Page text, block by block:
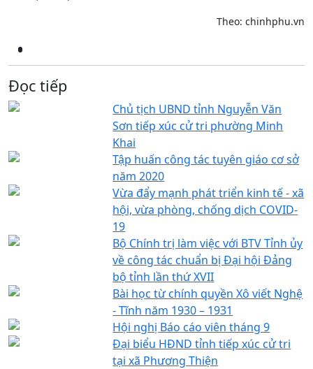
Theo: chinhphu.vn
Đọc tiếp
Chủ tịch UBND tỉnh Nguyễn Văn
Sơn tiếp xúc cử tri phường Minh
Khai
Tập huấn công tác tuyên giáo cơ sở
năm 2020
Vừa đẩy mạnh phát triển kinh tế - xã
hội, vừa phòng, chống dịch COVID-
19
Bộ Chính trị làm việc với BTV Tỉnh ủy
về công tác chuẩn bị Đại hội Đảng
bộ tỉnh lần thứ XVII
Bài học từ chính quyền Xô viết Nghệ
- Tĩnh năm 1930 – 1931
Hội nghị Báo cáo viên tháng 9
Đại biểu HĐND tỉnh tiếp xúc cử tri
tại xã Phương Thiện